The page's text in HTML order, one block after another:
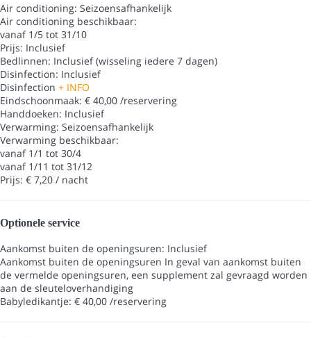
Air conditioning: Seizoensafhankelijk
Air conditioning beschikbaar:
vanaf 1/5 tot 31/10
Prijs: Inclusief
Bedlinnen: Inclusief (wisseling iedere 7 dagen)
Disinfection: Inclusief
Disinfection + INFO
Eindschoonmaak: € 40,00 /reservering
Handdoeken: Inclusief
Verwarming: Seizoensafhankelijk
Verwarming beschikbaar:
vanaf 1/1 tot 30/4
vanaf 1/11 tot 31/12
Prijs: € 7,20 / nacht
Optionele service
Aankomst buiten de openingsuren: Inclusief
Aankomst buiten de openingsuren In geval van aankomst buiten
de vermelde openingsuren, een supplement zal gevraagd worden
aan de sleuteloverhandiging
Babyledikantje: € 40,00 /reservering